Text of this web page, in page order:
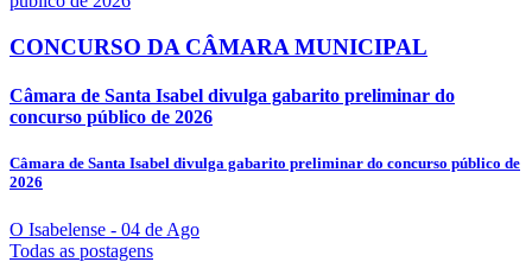
CONCURSO DA CÂMARA MUNICIPAL
Câmara de Santa Isabel divulga gabarito preliminar do
concurso público de 2026
Câmara de Santa Isabel divulga gabarito preliminar do concurso público de
2026
O Isabelense - 04 de Ago
Todas as postagens